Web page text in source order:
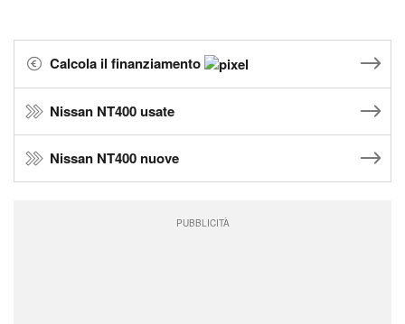
Calcola il finanziamento
Nissan NT400 usate
Nissan NT400 nuove
PUBBLICITÀ